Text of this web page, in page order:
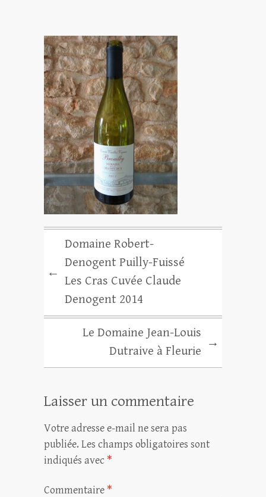
←
Domaine Robert-
Denogent Puilly-Fuissé
Les Cras Cuvée Claude
Denogent 2014
Le Domaine Jean-Louis
Dutraive à Fleurie
→
Laisser un commentaire
Votre adresse e-mail ne sera pas
publiée. Les champs obligatoires sont
indiqués avec *
Commentaire *